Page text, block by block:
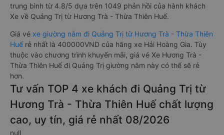
trung bình từ 4.8/5 dựa trên 1049 phản hồi của hành khách
Xe về Quảng Trị từ Hương Trà - Thừa Thiên Huế.
Giá vé xe giường nằm đi Quảng Trị từ Hương Trà - Thừa Thiên
Huế rẻ nhất là 400000VND của hãng xe Hải Hoàng Gia. Tùy
thuộc vào chương trình khuyến mãi, giá vé Xe Hương Trà -
Thừa Thiên Huế đi Quảng Trị giường nằm này có thể sẽ rẻ
hơn.
Tư vấn TOP 4 xe khách đi Quảng Trị từ
Hương Trà - Thừa Thiên Huế chất lượng
cao, uy tín, giá rẻ nhất 08/2026
null